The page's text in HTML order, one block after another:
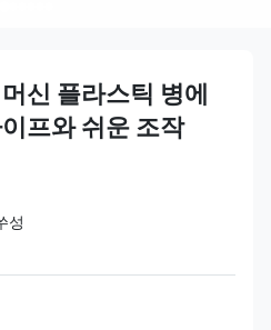
신 플라스틱 병에
프와 쉬운 조작
성